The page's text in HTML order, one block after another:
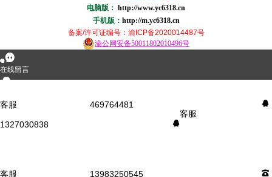
电脑版： http://www.yc6318.cn
手机版： http://m.yc6318.cn
备案/许可证编号：渝ICP备2020014487号
渝公网安备50011802010496号
󰂮
在线留言
󰇇
客服 469764481 󰇇
客服
1327030838
󰇇󰄸
客服 13983250545 󰇯